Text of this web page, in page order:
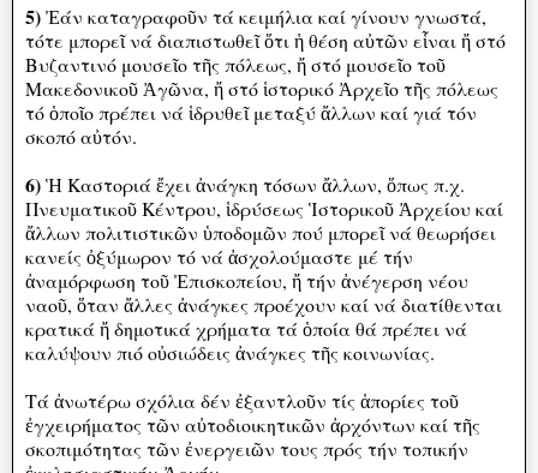
5)Ἐάν καταγραφοῦν τά κειμήλια καί γίνουν γνωστά,
τότε μπορεῖ νά διαπιστωθεῖ ὅτι ἡ θέση αὐτῶν εἷναι ἤ στό
Βυζαντινό μουσεῖο τῆς πόλεως, ἤ στό μουσεῖο τοῦ
Μακεδονικοῦ Ἀγῶνα, ἤ στό ἱστορικό Ἀρχεῖο τῆς πόλεως
τό ὁποῖο πρέπει νά ἱδρυθεῖ μεταξύ ἄλλων καί γιά τόν
σκοπό αὐτόν.
6)Ἡ Καστοριά ἔχει ἀνάγκη τόσων ἄλλων, ὅπως π.χ.
Πνευματικοῦ Κέντρου, ἱδρύσεως Ἱστορικοῦ Ἀρχείου καί
ἄλλων πολιτιστικῶν ὑποδομῶν πού μπορεῖ νά θεωρήσει
κανείς ὀξύμωρον τό νά ἀσχολούμαστε μέ τήν
ἀναμόρφωση τοῦ Ἐπισκοπείου, ἤ τήν ἀνέγερση νέου
ναοῦ, ὅταν ἄλλες ἀνάγκες προέχουν καί νά διατίθενται
κρατικά ἤ δημοτικά χρήματα τά ὁποία θά πρέπει νά
καλύψουν πιό οὐσιώδεις ἀνάγκες τῆς κοινωνίας.
Τά ἀνωτέρω σχόλια δέν ἐξαντλοῦν τίς ἁπορίες τοῦ
ἐγχειρήματος τῶν αὐτοδιοικητικῶν ἀρχόντων καί τῆς
σκοπιμότητας τῶν ἐνεργειῶν τους πρός τήν τοπικήν